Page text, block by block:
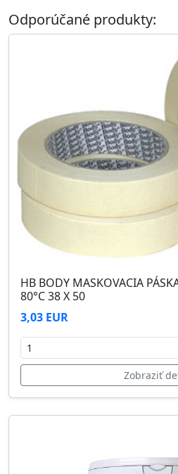
Odporúčané produkty:
HB BODY MASKOVACIA
80°C 38 X 50
3,03 EUR
Zobraziť